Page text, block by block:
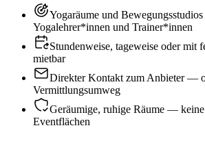
Yogaräume und
Yogalehrer*innen und Trainer*innen
Stundenweise, tageweise oder mit
mietbar
Direkter Kontakt zum Anbieter —
Vermittlungsumweg
Geräumige, ruhige Räume —
Eventflächen